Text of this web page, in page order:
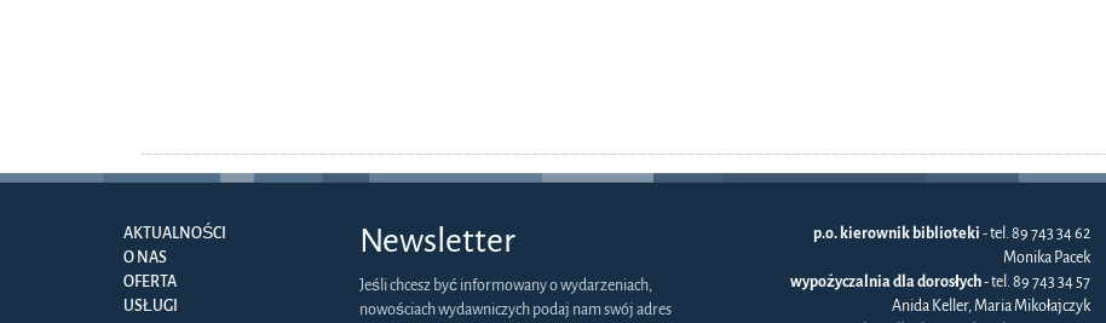
AKTUALNOŚCI
O NAS
OFERTA
USŁUGI
Newsletter
Jeśli chcesz być informowany o wydarzeniach,
nowościach wydawniczych podaj nam swój adres
p.o. kierownik biblioteki - tel. 89 743 34 62
Monika Pacek
wypożyczalnia dla dorosłych- tel. 89 743 34 57
Anida Keller, Maria Mikołajczyk